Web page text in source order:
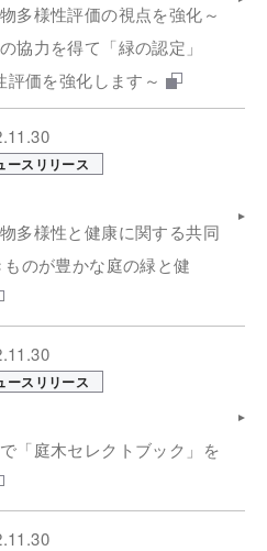
多様性評価の視点を強化～
協力を得て「緑の認定」
価を強化します～
ースリリース
多様性と健康に関する共同
のが豊かな庭の緑と健
ースリリース
「庭木セレクトブック」を